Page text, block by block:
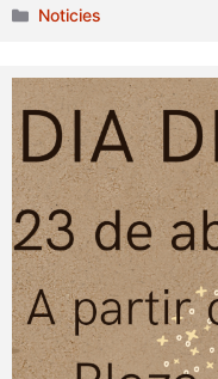
Categories
Noticies